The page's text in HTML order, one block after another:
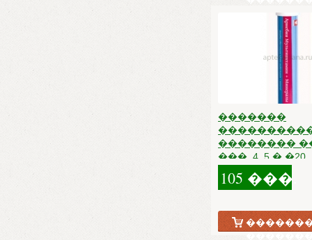
�������
��������
���. 4. 5 � �20
105 ���.